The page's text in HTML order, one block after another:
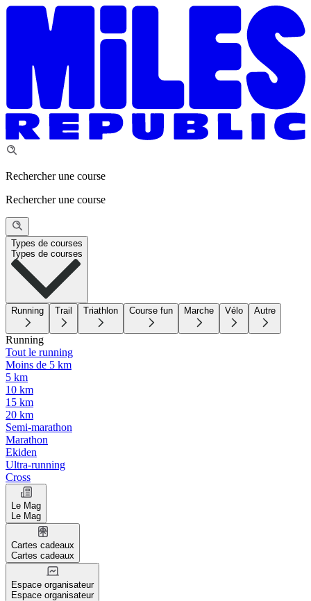
Rechercher une course
Rechercher une course
Types de courses
Types de courses
Running Trail Triathlon Course fun Marche Vélo Autre
Running
Tout le running
Moins de 5 km
5 km
10 km
15 km
20 km
Semi-marathon
Marathon
Ekiden
Ultra-running
Cross
Le Mag
Le Mag
Cartes cadeaux
Cartes cadeaux
Espace organisateur
Espace organisateur